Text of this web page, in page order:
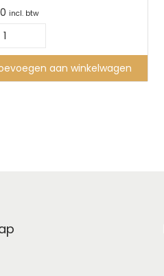
incl. btw
aan winkelwagen